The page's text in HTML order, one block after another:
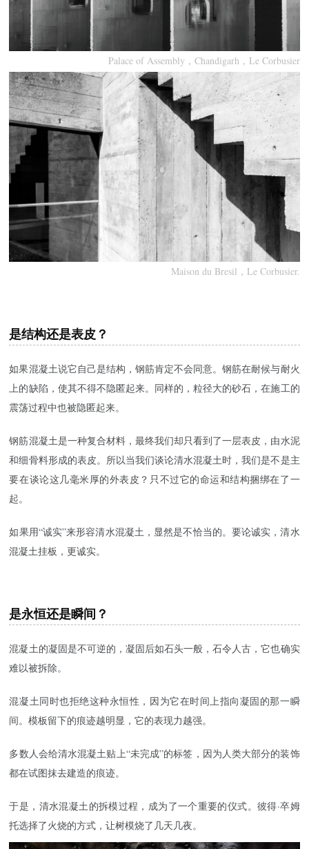
Palace of Assembly，Chandigarh，Le Corbusier
Maison du Bresil，Le Corbusier.
是结构还是表皮？
如果混凝土说它自己是结构，钢筋肯定不会同意。钢筋在耐候与耐火
上的缺陷，使其不得不隐匿起来。同样的，粒径大的砂石，在施工的
震荡过程中也被隐匿起来。
钢筋混凝土是一种复合材料，最终我们却只看到了一层表皮，由水泥
和细骨料形成的表皮。所以当我们谈论清水混凝土时，我们是不是主
要在谈论这几毫米厚的外表皮？只不过它的命运和结构捆绑在了一
起。
如果用“诚实”来形容清水混凝土，显然是不恰当的。要论诚实，清水
混凝土挂板，更诚实。
是永恒还是瞬间？
混凝土的凝固是不可逆的，凝固后如石头一般，石令人古，它也确实
难以被拆除。
混凝土同时也拒绝这种永恒性，因为它在时间上指向凝固的那一瞬
间。模板留下的痕迹越明显，它的表现力越强。
多数人会给清水混凝土贴上“未完成”的标签，因为人类大部分的装饰
都在试图抹去建造的痕迹。
于是，清水混凝土的拆模过程，成为了一个重要的仪式。彼得·卒姆
托选择了火烧的方式，让树模烧了几天几夜。